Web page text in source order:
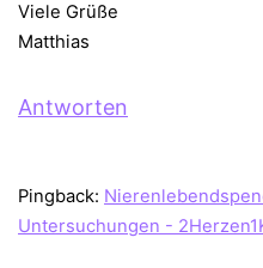
Viele Grüße
Matthias
Antworten
Pingback:
Untersuchungen -